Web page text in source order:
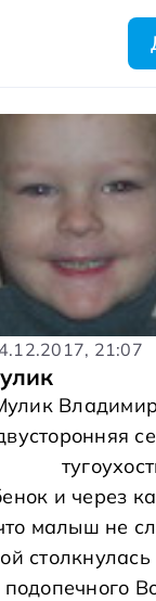
21:07
и через
малыш не
подопечного